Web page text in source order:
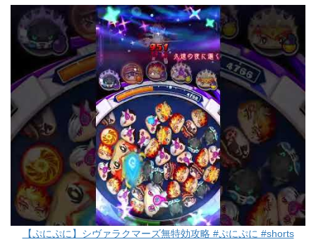
【ぷにぷに】シヴァラクマーズ無特効攻略 #ぷにぷに #shorts